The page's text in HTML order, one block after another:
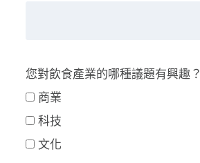
您對飲食產業的哪種議題有興趣？
商業
科技
文化